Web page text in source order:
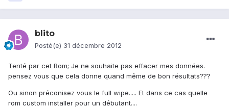
blito
Posté(e) 31 décembre 2012
Tenté par cet Rom; Je ne souhaite pas effacer mes données.
pensez vous que cela donne quand même de bon résultats???
Ou sinon préconisez vous le full wipe..... Et dans ce cas quelle
rom custom installer pour un débutant....